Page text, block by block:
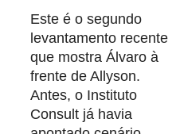
Este é o segundo
levantamento recente
que mostra Álvaro à
frente de Allyson.
Antes, o Instituto
Consult já havia